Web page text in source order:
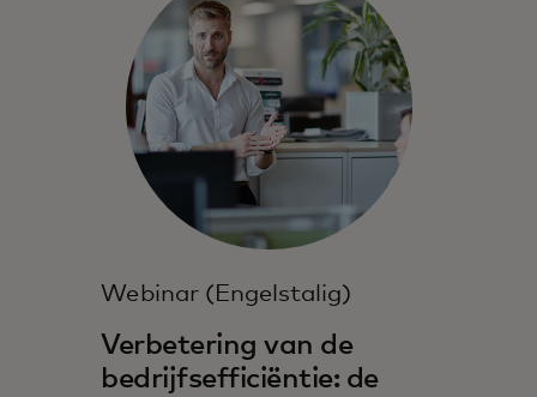
Webinar (Engelstalig)
Verbetering van de
bedrijfsefficiëntie: de